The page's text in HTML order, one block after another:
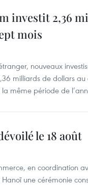
investit 2,36
mois
nouveaux
milliards de dollars au
même période de
le 18 août
en coordination
une cérémonie